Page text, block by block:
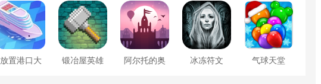
放置港口大 锻冶屋英雄 阿尔托的奥 冰冻符文 气球天堂